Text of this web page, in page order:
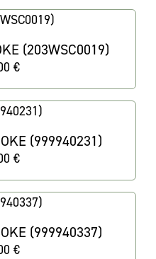
(203WSC0019)
€
(999940231)
€
(999940337)
€